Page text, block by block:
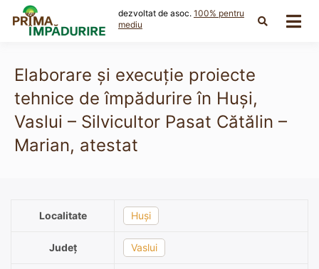
content
dezvoltat de asoc. 100% pentru
mediu
Elaborare și execuție proiecte
tehnice de împădurire în Huşi,
Vaslui – Silvicultor Pasat Cătălin –
Marian, atestat
Localitate Huși
Județ Vaslui